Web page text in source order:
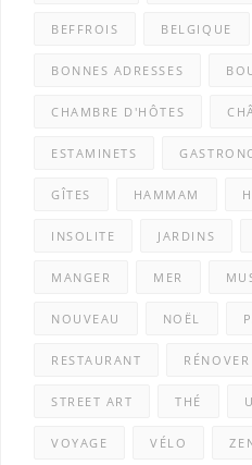
BEFFROIS BELGIQUE
BONNES ADRESSES
CHAMBRE D'HÔTES
ESTAMINETS
GÎTES HAMMAM
INSOLITE JARDINS
MANGER MER
NOUVEAU NOËL
RESTAURANT RÉNOVER
STREET ART THÉ
VOYAGE VÉLO